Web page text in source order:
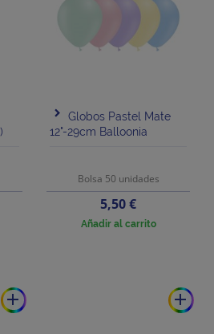
Globos Pastel Mate
12"-29cm Balloonia
Bolsa 50 unidades
Precio
5,50 €
Añadir al carrito
add add